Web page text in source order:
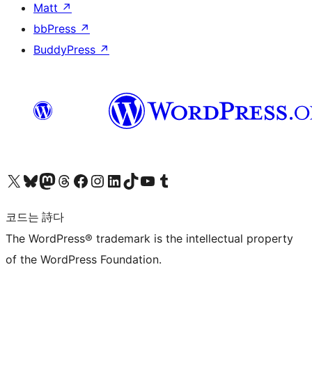
Matt ↗
bbPress ↗
BuddyPress ↗
X(이전 트위터) 계정 방문하기블루스카이 계정 방문하기마스토돈 계정 방문하기스레드 계정 방문하기 페이스북 페이지 방문하기인스타그램 계정 방문하기 LinkedIn 계정 방문하기틱톡 계정 방문하기유튜브 채널 방문하기 텀블러 계정 방문하기
코드는 詩다
The WordPress® trademark is the intellectual property
of the WordPress Foundation.